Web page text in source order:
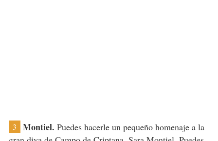
3 Montiel. Puedes hacerle un pequeño homenaje a la